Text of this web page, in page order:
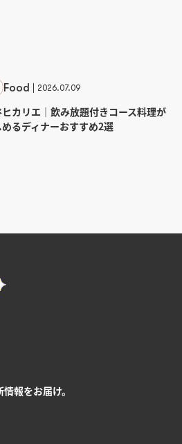
Food 2026.07.09
カリエ｜飲み放題付きコース料理が
るディナーおすすめ2選
情報をお届け。